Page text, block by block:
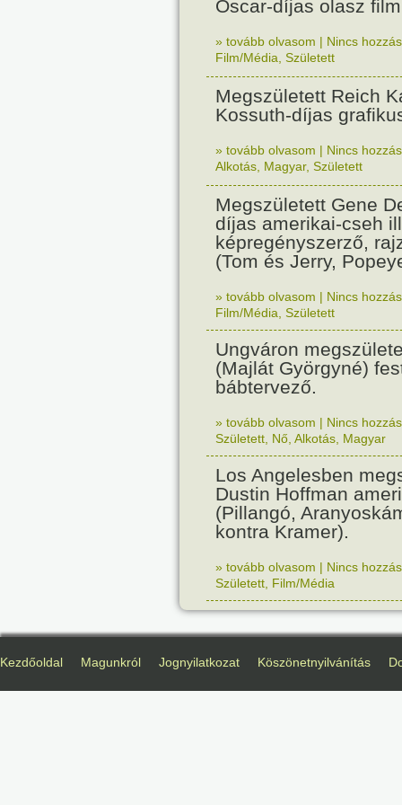
Oscar-díjas olasz
» tovább olvasom | Nincs
Film/Média Született
Megszületett Reich
Kossuth-díjas
» tovább olvasom | Nincs
Alkotás Magyar, Született
Megszületett Gene
díjas amerikai-cseh
képregényszerző,
(Tom és Jerry,
» tovább olvasom | Nincs
Film/Média Született
Ungváron
(Majlát Györgyné)
bábtervező.
» tovább olvasom | Nincs
Született Nő Alkotás Magyar
Los Angelesben
Dustin Hoffman
(Pillangó,
kontra Kramer).
» tovább olvasom | Nincs
Született Film/Média
Kezdőoldal Magunkról Jognyilatkozat Köszönetnyilvánítás